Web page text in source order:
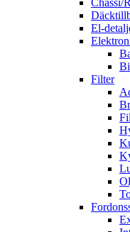
Chassi/
El-
Filter